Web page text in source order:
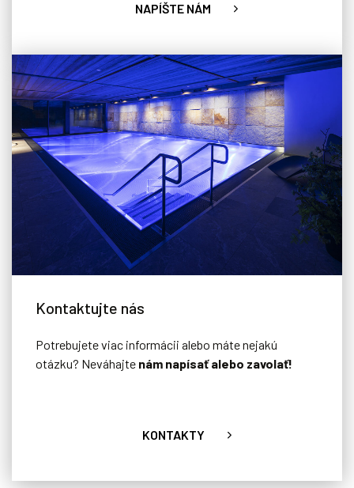
NAPÍŠTE NÁM
Kontaktujte nás
Potrebujete viac informácii alebo máte nejakú
otázku? Neváhajte nám napísať alebo zavolať!
KONTAKTY